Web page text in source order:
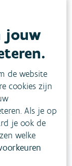
vragen
jouw
de website
cookies zijn
Als je op
je ook de
welke